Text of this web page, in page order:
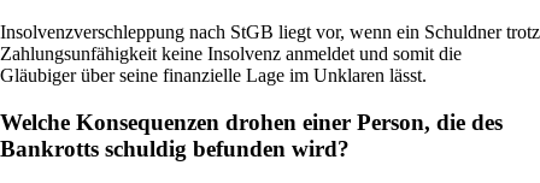
Insolvenzverschleppung nach StGB liegt vor, wenn ein Schuldner trotz
Zahlungsunfähigkeit keine Insolvenz anmeldet und somit die
Gläubiger über seine finanzielle Lage im Unklaren lässt.
Welche Konsequenzen drohen einer Person, die des
Bankrotts schuldig befunden wird?